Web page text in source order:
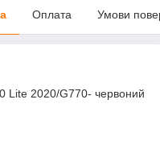
Оплата Умови
Lite 2020/G770- червоний